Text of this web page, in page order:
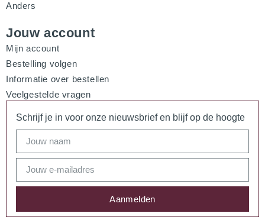
Anders
Jouw account
Mijn account
Bestelling volgen
Informatie over bestellen
Veelgestelde vragen
Schrijf je in voor onze nieuwsbrief en blijf op de hoogte
Aanmelden